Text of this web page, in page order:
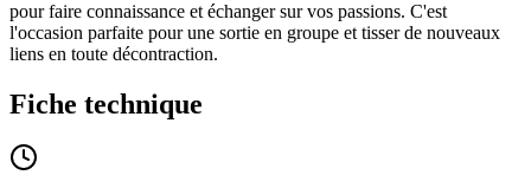
pour faire connaissance et échanger sur vos passions. C'est
l'occasion parfaite pour une sortie en groupe et tisser de nouveaux
liens en toute décontraction.
Fiche technique